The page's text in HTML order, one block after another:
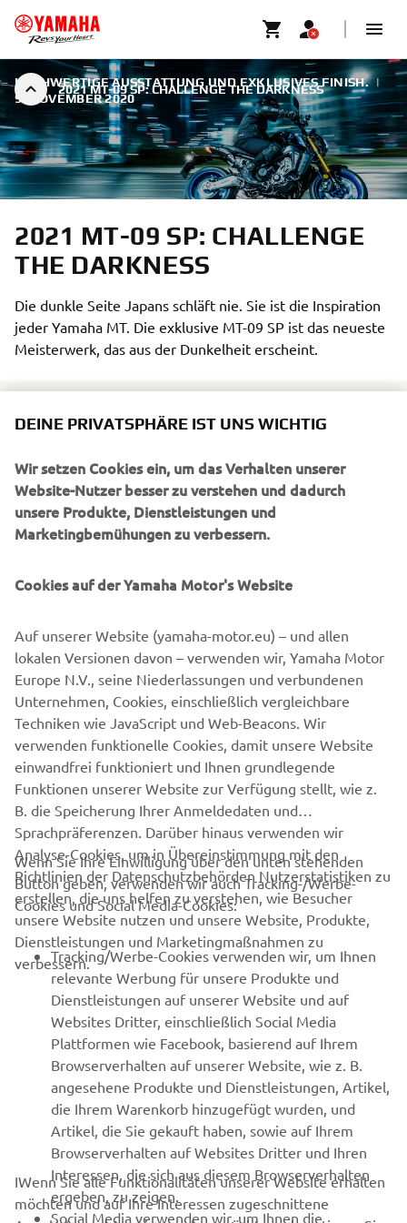
2021 MT-09 SP: CHALLENGE THE DARKNESS
HOCHWERTIGE AUSSTATTUNG UND EXKLUSIVES FINISH. |
9. NOVEMBER 2020
2021 MT-09 SP: CHALLENGE
THE DARKNESS
Die dunkle Seite Japans schläft nie. Sie ist die Inspiration
jeder Yamaha MT. Die exklusive MT-09 SP ist das neueste
Meisterwerk, das aus der Dunkelheit erscheint.
Ihr 889-ccm-EU5 CP3-Motor erzeugt ein noch lineareres
Drehmoment bei niedrigeren Drehzahlen und sorgt so für
eine beeindruckende Beschleunigung, während die 6-
achsige IMU des R1-Typs und die elektronischen
Fahrerhilfen eine präzise Kontrolle bei Nässe und
erstklassigen Fahrwerk und der Geschwindigkeitsregelung
ist die ultimative 3-Zylinder Hyper Naked bereit, zu
inspirieren und zu begeistern.
ENTDECKE DIE NEUE MT-09 SP
UNTERNEHMEN
B2B
MEHR YAMAHA
SUPPORT
NEWSLETTER
Erfahre als Erster von den neuesten Angeboten,
Sonderveranstaltungen, Neuerscheinungen und vielem mehr.
DEINE PRIVATSPHÄRE IST UNS WICHTIG
Wir setzen Cookies ein, um das Verhalten unserer
Website-Nutzer besser zu verstehen und dadurch
unsere Produkte, Dienstleistungen und
Marketingbemühungen zu verbessern.
Cookies auf der Yamaha Motor's Website
Auf unserer Website (yamaha-motor.eu) – und allen
lokalen Versionen davon – verwenden wir, Yamaha Motor
Europe N.V., seine Niederlassungen und verbundenen
Unternehmen, Cookies, einschließlich vergleichbare
Techniken wie JavaScript und Web-Beacons. Wir
verwenden funktionelle Cookies, damit unsere Website
einwandfrei funktioniert und Ihnen grundlegende
Funktionen unserer Website zur Verfügung stellt, wie z.
B. die Speicherung Ihrer Anmeldedaten und
Sprachpräferenzen. Darüber hinaus verwenden wir
Analyse-Cookies, um in Übereinstimmung mit den
Richtlinien der Datenschutzbehörden Nutzerstatistiken zu
erstellen, die uns helfen zu verstehen, wie Besucher
unsere Website nutzen und unsere Website, Produkte,
Dienstleistungen und Marketingmaßnahmen zu
verbessern.
Wenn Sie Ihre Einwilligung über den unten stehenden
Button geben, verwenden wir auch Tracking-/Werbe-
Cookies und Social Media-Cookies:
Tracking/Werbe-Cookies verwenden wir, um Ihnen
relevante Werbung für unsere Produkte und
Dienstleistungen auf unserer Website und auf
Websites Dritter, einschließlich Social Media
Plattformen wie Facebook, basierend auf Ihrem
Browserverhalten auf unserer Website, wie z. B.
angesehene Produkte und Dienstleistungen, Artikel,
die Ihrem Warenkorb hinzugefügt wurden, und
Artikel, die Sie gekauft haben, sowie auf Ihrem
Browserverhalten auf Websites Dritter und Ihren
Interessen, die sich aus diesem Browserverhalten
ergeben, zu zeigen.
Social Media verwenden wir, um Ihnen die
IWenn Sie alle Funktionalitäten unserer Website erhalten
möchten und auf Ihre Interessen zugeschnittene